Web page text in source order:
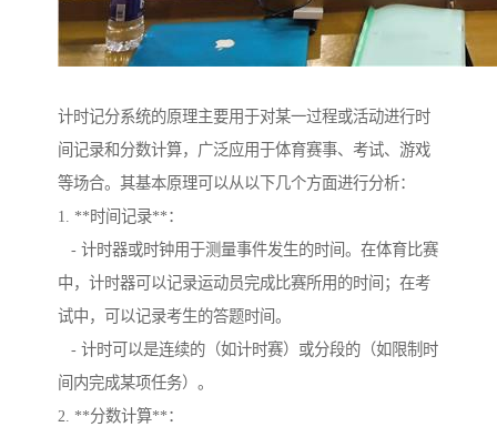
计时记分系统的原理主要用于对某一过程或活动进行时
间记录和分数计算，广泛应用于体育赛事、考试、游戏
等场合。其基本原理可以从以下几个方面进行分析：
1. **时间记录**：
- 计时器或时钟用于测量事件发生的时间。在体育比赛
中，计时器可以记录运动员完成比赛所用的时间；在考
试中，可以记录考生的答题时间。
- 计时可以是连续的（如计时赛）或分段的（如限制时
间内完成某项任务）。
2. **分数计算**：